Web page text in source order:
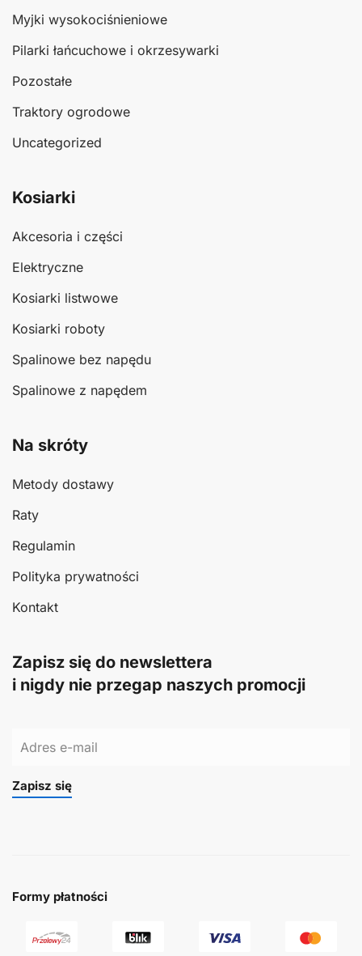
Myjki wysokociśnieniowe
Pilarki łańcuchowe i okrzesywarki
Pozostałe
Traktory ogrodowe
Uncategorized
Kosiarki
Akcesoria i części
Elektryczne
Kosiarki listwowe
Kosiarki roboty
Spalinowe bez napędu
Spalinowe z napędem
Na skróty
Metody dostawy
Raty
Regulamin
Polityka prywatności
Kontakt
Zapisz się do newslettera
i nigdy nie przegap naszych promocji
Zapisz się
Formy płatności